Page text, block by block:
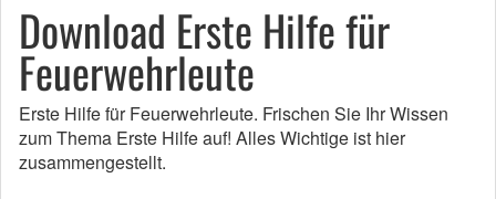
Download Erste Hilfe für
Feuerwehrleute
Erste Hilfe für Feuerwehrleute. Frischen Sie Ihr Wissen
zum Thema Erste Hilfe auf! Alles Wichtige ist hier
zusammengestellt.